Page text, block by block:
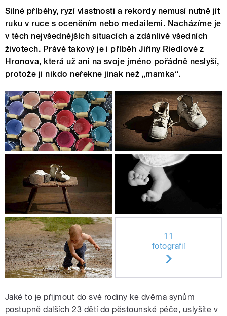
Silné příběhy, ryzí vlastnosti a rekordy nemusí nutně jít
ruku v ruce s oceněním nebo medailemi. Nacházíme je
v těch nejvšednějších situacích a zdánlivě všedních
životech. Právě takový je i příběh Jiřiny Riedlové z
Hronova, která už ani na svoje jméno pořádně neslyší,
protože ji nikdo neřekne jinak než „mamka“.
11
fotografií
Jaké to je přijmout do své rodiny ke dvěma synům
postupně dalších 23 dětí do pěstounské péče, uslyšíte v